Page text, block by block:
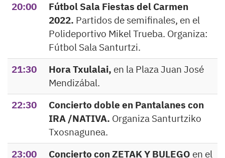
20:00
Fútbol Sala Fiestas del Carmen
2022. Partidos de semifinales, en el
Polideportivo Mikel Trueba. Organiza:
Fútbol Sala Santurtzi.
21:30
Hora Txulalai, en la Plaza Juan José
Mendizábal.
22:30
Concierto doble en Pantalanes con
IRA /NATIVA. Organiza Santurtziko
Txosnagunea.
23:00
Concierto con ZETAK Y BULEGO en el